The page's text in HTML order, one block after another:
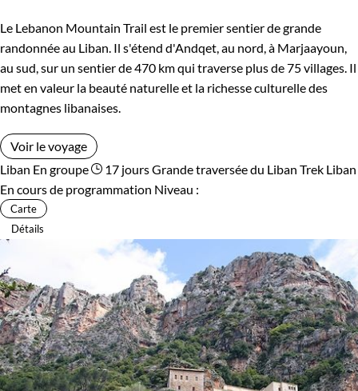
Le Lebanon Mountain Trail est le premier sentier de grande
randonnée au Liban. Il s'étend d'Andqet, au nord, à Marjaayoun,
au sud, sur un sentier de 470 km qui traverse plus de 75 villages. Il
met en valeur la beauté naturelle et la richesse culturelle des
montagnes libanaises.
Voir le voyage
Liban En groupe 17 joursGrande traversée du Liban Trek Liban
En cours de programmation Niveau :
Carte
Détails